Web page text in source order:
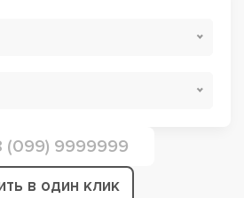
в один клик